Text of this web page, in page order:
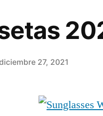
27, 2021